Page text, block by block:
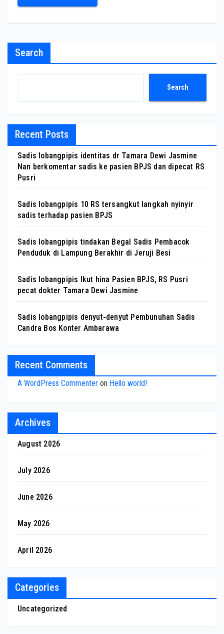
Search
Search
Recent Posts
Sadis lobangpipis identitas dr Tamara Dewi Jasmine
Nan berkomentar sadis ke pasien BPJS dan dipecat RS
Pusri
Sadis lobangpipis 10 RS tersangkut langkah nyinyir
sadis terhadap pasien BPJS
Sadis lobangpipis tindakan Begal Sadis Pembacok
Penduduk di Lampung Berakhir di Jeruji Besi
Sadis lobangpipis Ikut hina Pasien BPJS, RS Pusri
pecat dokter Tamara Dewi Jasmine
Sadis lobangpipis denyut-denyut Pembunuhan Sadis
Candra Bos Konter Ambarawa
Recent Comments
A WordPress Commenter on Hello world!
Archives
August 2026
July 2026
June 2026
May 2026
April 2026
Categories
Uncategorized